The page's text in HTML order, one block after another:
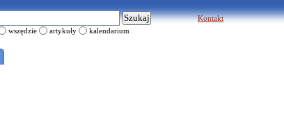
wszędzie artykuły kalendarium
Kontakt